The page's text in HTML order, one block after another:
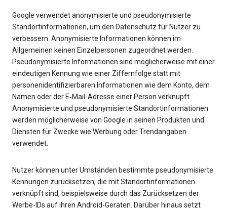
Google verwendet anonymisierte und pseudonymisierte
Standortinformationen, um den Datenschutz für Nutzer zu
verbessern. Anonymisierte Informationen können im
Allgemeinen keinen Einzelpersonen zugeordnet werden.
Pseudonymisierte Informationen sind möglicherweise mit einer
eindeutigen Kennung wie einer Ziffernfolge statt mit
personenidentifizierbaren Informationen wie dem Konto, dem
Namen oder der E‑Mail-Adresse einer Person verknüpft.
Anonymisierte und pseudonymisierte Standortinformationen
werden möglicherweise von Google in seinen Produkten und
Diensten für Zwecke wie Werbung oder Trendangaben
verwendet.
Nutzer können unter Umständen bestimmte pseudonymisierte
Kennungen zurücksetzen, die mit Standortinformationen
verknüpft sind, beispielsweise durch das Zurücksetzen der
Werbe-IDs auf ihren Android-Geräten. Darüber hinaus setzt